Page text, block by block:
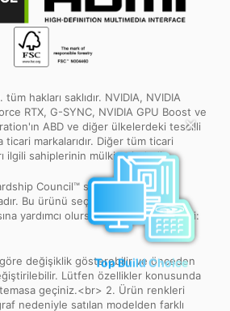
✕
Top Build Choice
hakları saklıdır. NVIDIA, NVIDIA
RTX, G-SYNC, NVIDIA GPU Boost ve
ABD ve diğer ülkelerdeki tescilli
ticari markalarıdır. Diğer tüm ticari
ilgili sahiplerinin mülkiyetindedir.
Council™ sertifikalı ambalaj
Bu ürünü seçerek, dünya
yardımcı olursunuz. Daha fazla bilgi:
değişiklik gösterebilir ve önceden
Lütfen özellikler konusunda
geçiniz.<br> 2. Ürün renkleri
nedeniyle satılan modelden farklı